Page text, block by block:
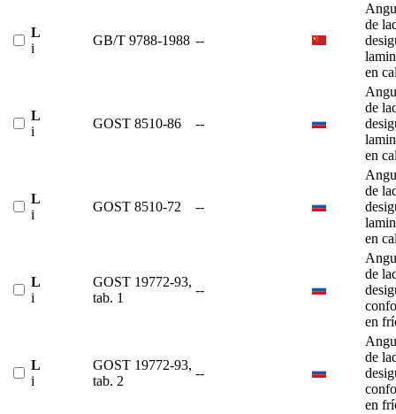
L
i
GB/T 9788-1988 --
de
en
L
i
GOST 8510-86 --
de
en
L
i
GOST 8510-72 --
de
en
L
i
GOST 19772-93,
tab. 1
--
de
en
L
i
GOST 19772-93,
tab. 2
--
de
en